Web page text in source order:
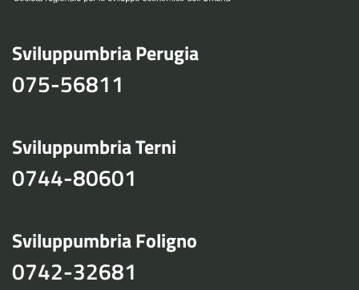
Sviluppumbria Perugia
075-56811
Sviluppumbria Terni
0744-80601
Sviluppumbria Foligno
0742-32681